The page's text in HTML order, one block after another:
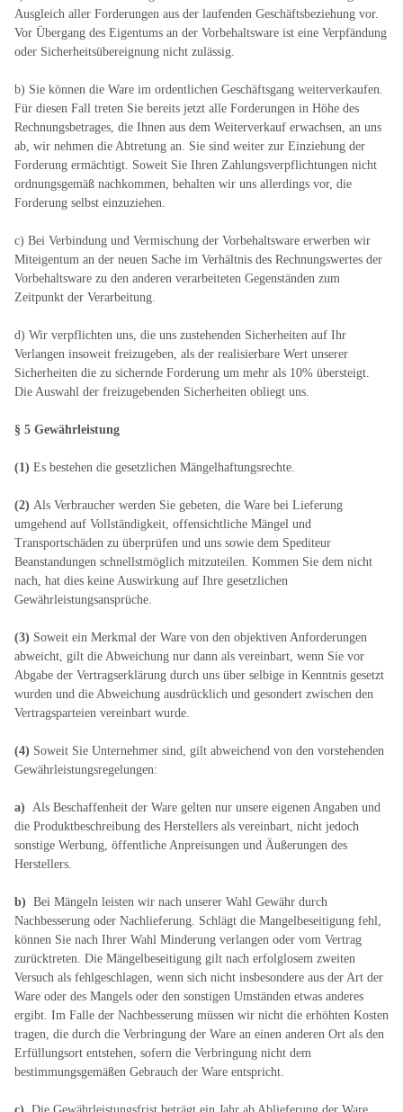
Ausgleich aller Forderungen aus der laufenden Geschäftsbeziehung vor.
Vor Übergang des Eigentums an der Vorbehaltsware ist eine Verpfändung
oder Sicherheitsübereignung nicht zulässig.
b) Sie können die Ware im ordentlichen Geschäftsgang weiterverkaufen.
Für diesen Fall treten Sie bereits jetzt alle Forderungen in Höhe des
Rechnungsbetrages, die Ihnen aus dem Weiterverkauf erwachsen, an uns
ab, wir nehmen die Abtretung an. Sie sind weiter zur Einziehung der
Forderung ermächtigt. Soweit Sie Ihren Zahlungsverpflichtungen nicht
ordnungsgemäß nachkommen, behalten wir uns allerdings vor, die
Forderung selbst einzuziehen.
c) Bei Verbindung und Vermischung der Vorbehaltsware erwerben wir
Miteigentum an der neuen Sache im Verhältnis des Rechnungswertes der
Vorbehaltsware zu den anderen verarbeiteten Gegenständen zum
Zeitpunkt der Verarbeitung.
d) Wir verpflichten uns, die uns zustehenden Sicherheiten auf Ihr
Verlangen insoweit freizugeben, als der realisierbare Wert unserer
Sicherheiten die zu sichernde Forderung um mehr als 10% übersteigt.
Die Auswahl der freizugebenden Sicherheiten obliegt uns.
§ 5 Gewährleistung
(1) Es bestehen die gesetzlichen Mängelhaftungsrechte.
(2) Als Verbraucher werden Sie gebeten, die Ware bei Lieferung
umgehend auf Vollständigkeit, offensichtliche Mängel und
Transportschäden zu überprüfen und uns sowie dem Spediteur
Beanstandungen schnellstmöglich mitzuteilen. Kommen Sie dem nicht
nach, hat dies keine Auswirkung auf Ihre gesetzlichen
Gewährleistungsansprüche.
(3) Soweit ein Merkmal der Ware von den objektiven Anforderungen
abweicht, gilt die Abweichung nur dann als vereinbart, wenn Sie vor
Abgabe der Vertragserklärung durch uns über selbige in Kenntnis gesetzt
wurden und die Abweichung ausdrücklich und gesondert zwischen den
Vertragsparteien vereinbart wurde.
(4) Soweit Sie Unternehmer sind, gilt abweichend von den vorstehenden
Gewährleistungsregelungen:
a) Als Beschaffenheit der Ware gelten nur unsere eigenen Angaben und
die Produktbeschreibung des Herstellers als vereinbart, nicht jedoch
sonstige Werbung, öffentliche Anpreisungen und Äußerungen des
Herstellers.
b) Bei Mängeln leisten wir nach unserer Wahl Gewähr durch
Nachbesserung oder Nachlieferung. Schlägt die Mangelbeseitigung fehl,
können Sie nach Ihrer Wahl Minderung verlangen oder vom Vertrag
zurücktreten. Die Mängelbeseitigung gilt nach erfolglosem zweiten
Versuch als fehlgeschlagen, wenn sich nicht insbesondere aus der Art der
Ware oder des Mangels oder den sonstigen Umständen etwas anderes
ergibt. Im Falle der Nachbesserung müssen wir nicht die erhöhten Kosten
tragen, die durch die Verbringung der Ware an einen anderen Ort als den
Erfüllungsort entstehen, sofern die Verbringung nicht dem
bestimmungsgemäßen Gebrauch der Ware entspricht.